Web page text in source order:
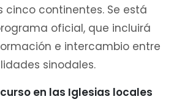
cinco continentes. Se está
oficial, que incluirá
e intercambio entre
sinodales.
en las Iglesias locales